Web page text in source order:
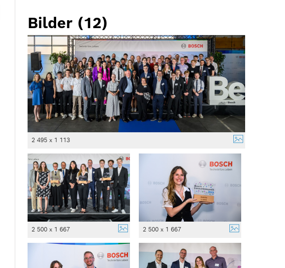
Bilder (12)
2 495 x 1 113
2 500 x 1 667 2 500 x 1 667